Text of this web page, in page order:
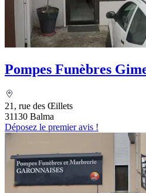
Pompes Funèbres
21, rue des Œillets
31130 Balma
Déposez le premier avis !